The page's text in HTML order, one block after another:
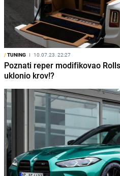
/TUNING I 10.07.23. 22:27
Poznati reper modifikovao
uklonio krov!?